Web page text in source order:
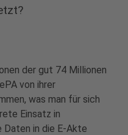
der gut 74 Millionen
von ihrer
was man für sich
Einsatz in
Daten in die E-Akte